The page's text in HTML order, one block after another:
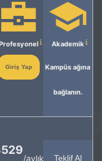
Giriş Yap
Akademik
Kampüs ağına
bağlanın.
/aylık Teklif Al